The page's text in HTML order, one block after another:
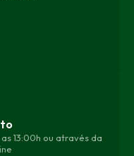
13:00h ou através da